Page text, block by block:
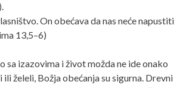
On obećava da nas neće napustiti
13,5–6)
sa izazovima i život možda ne ide onako
želeli, Božja obećanja su sigurna. Drevni